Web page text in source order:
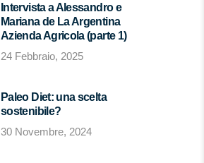
Intervista a Alessandro e
Mariana de La Argentina
Azienda Agricola (parte 1)
24 Febbraio, 2025
Paleo Diet: una scelta
sostenibile?
30 Novembre, 2024